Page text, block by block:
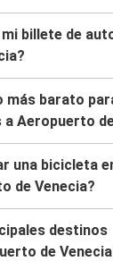
de Venecia
de Venecia
de Venecia
de Venecia
billete de
más barato
Aeropuerto
una bicicleta
de Venecia?
destinos
de